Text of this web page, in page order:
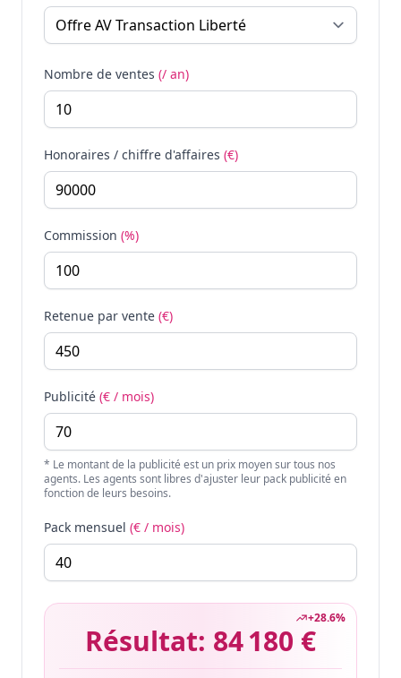
Nombre de ventes (/ an)
Honoraires / chiffre d'affaires (€)
Commission (%)
Retenue par vente (€)
Publicité (€ / mois)
* Le montant de la publicité est un prix moyen sur tous nos
agents. Les agents sont libres d'ajuster leur pack publicité en
fonction de leurs besoins.
Pack mensuel (€ / mois)
+28.6%
Résultat: 84 180 €